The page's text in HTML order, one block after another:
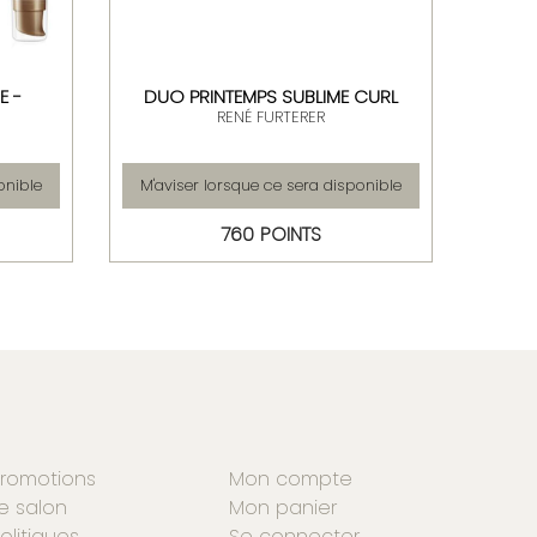
- DUO PRINTEMPS SUBLIME CURL
RENÉ FURTERER
M'aviser lorsque ce sera disponible
760 POINTS
salon
Mon compte
Mon panier